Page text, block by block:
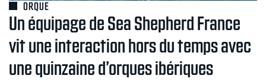
ORQUE
Un équipage de Sea Shepherd France
vit une interaction hors du temps avec
une quinzaine d’orques ibériques